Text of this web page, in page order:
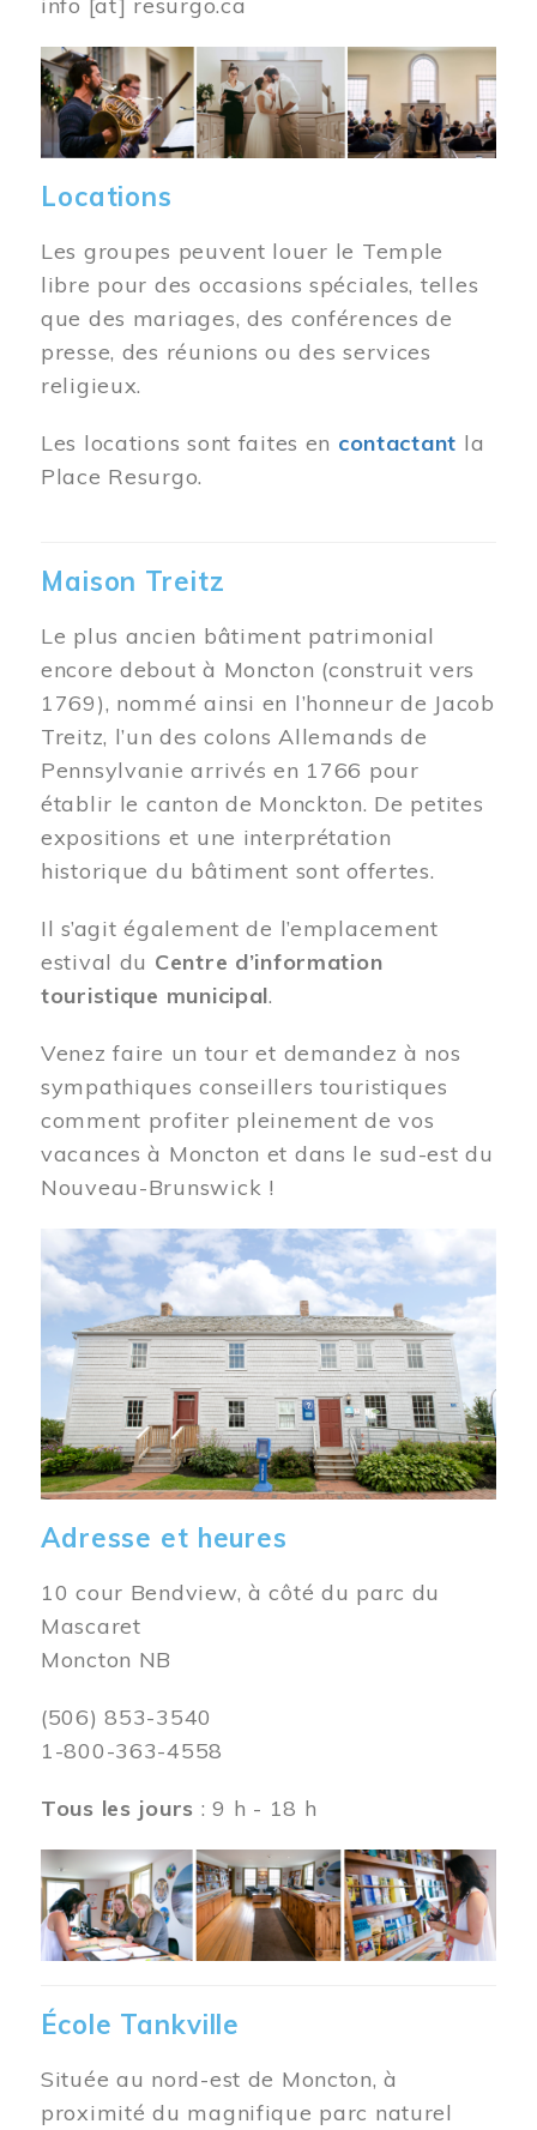
Image
Locations
Les groupes peuvent louer le Temple
libre pour des occasions spéciales, telles
que des mariages, des conférences de
presse, des réunions ou des services
religieux.
Les locations sont faites en contactant la
Place Resurgo.
Maison Treitz
Le plus ancien bâtiment patrimonial
encore debout à Moncton (construit vers
1769), nommé ainsi en l’honneur de Jacob
Treitz, l’un des colons Allemands de
Pennsylvanie arrivés en 1766 pour
établir le canton de Monckton. De petites
expositions et une interprétation
historique du bâtiment sont offertes.
Il s’agit également de l’emplacement
estival du Centre d’information
touristique municipal.
Venez faire un tour et demandez à nos
sympathiques conseillers touristiques
comment profiter pleinement de vos
vacances à Moncton et dans le sud-est du
Nouveau-Brunswick !
Image
Adresse et heures
10 cour Bendview, à côté du parc du
Mascaret
Moncton NB
(506) 853-3540
1-800-363-4558
Tous les jours : 9 h - 18 h
Image
École Tankville
Située au nord-est de Moncton, à
proximité du magnifique parc naturel